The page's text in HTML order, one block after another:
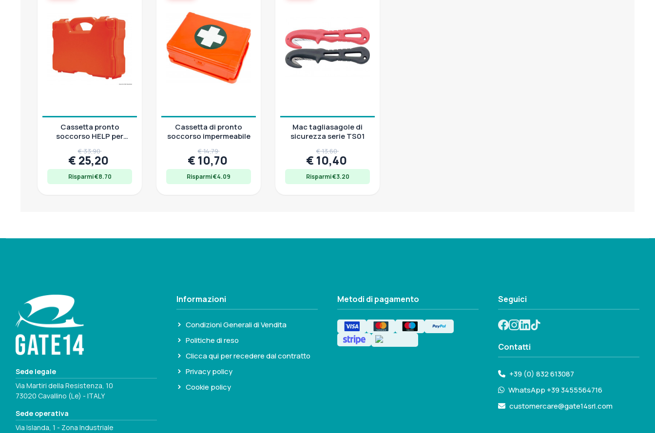
Cassetta pronto
soccorso HELP per
€ 33,90
€ 25,20
Risparmi €8.70
Cassetta di pronto
soccorso impermeabile
€ 14,79
€ 10,70
Risparmi €4.09
Mac tagliasagole di
sicurezza serie TS01
€ 13,60
€ 10,40
Risparmi €3.20
Sede legale
Via Martiri della Resistenza, 10
73020 Cavallino (Le) - ITALY
Sede operativa
Via Islanda, 1 - Zona Industriale
Informazioni
Condizioni Generali di Vendita
Politiche di reso
Clicca qui per recedere dal contratto
Privacy policy
Cookie policy
Metodi di pagamento Seguici
Contatti
+39 (0) 832 613087
WhatsApp +39 3455564716
customercare@gate14srl.com